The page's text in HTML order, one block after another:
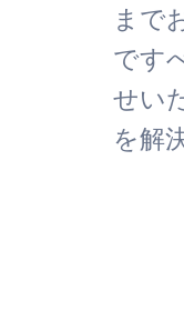
まで
です
せい
を解